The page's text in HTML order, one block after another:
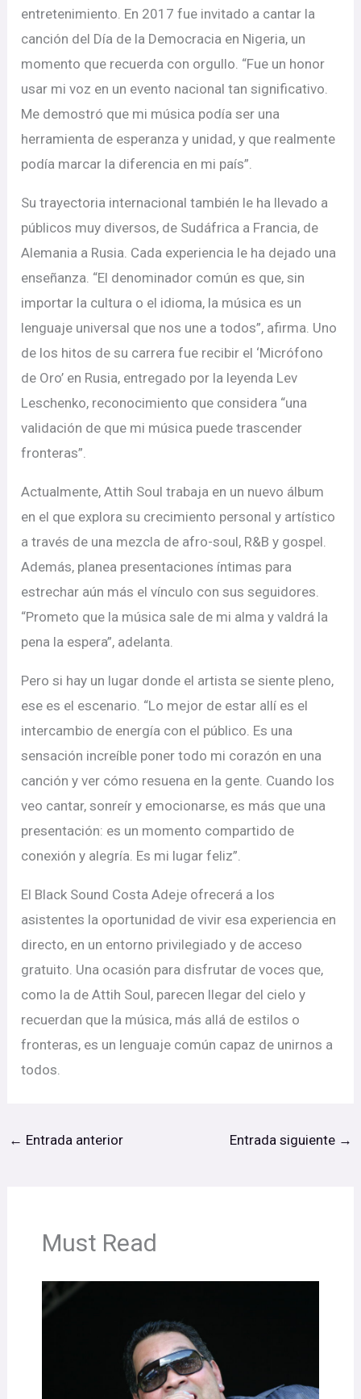
entretenimiento. En 2017 fue invitado a cantar la
canción del Día de la Democracia en Nigeria, un
momento que recuerda con orgullo. “Fue un honor
usar mi voz en un evento nacional tan significativo.
Me demostró que mi música podía ser una
herramienta de esperanza y unidad, y que realmente
podía marcar la diferencia en mi país”.
Su trayectoria internacional también le ha llevado a
públicos muy diversos, de Sudáfrica a Francia, de
Alemania a Rusia. Cada experiencia le ha dejado una
enseñanza. “El denominador común es que, sin
importar la cultura o el idioma, la música es un
lenguaje universal que nos une a todos”, afirma. Uno
de los hitos de su carrera fue recibir el ‘Micrófono
de Oro’ en Rusia, entregado por la leyenda Lev
Leschenko, reconocimiento que considera “una
validación de que mi música puede trascender
fronteras”.
Actualmente, Attih Soul trabaja en un nuevo álbum
en el que explora su crecimiento personal y artístico
a través de una mezcla de afro-soul, R&B y gospel.
Además, planea presentaciones íntimas para
estrechar aún más el vínculo con sus seguidores.
“Prometo que la música sale de mi alma y valdrá la
pena la espera”, adelanta.
Pero si hay un lugar donde el artista se siente pleno,
ese es el escenario. “Lo mejor de estar allí es el
intercambio de energía con el público. Es una
sensación increíble poner todo mi corazón en una
canción y ver cómo resuena en la gente. Cuando los
veo cantar, sonreír y emocionarse, es más que una
presentación: es un momento compartido de
conexión y alegría. Es mi lugar feliz”.
El Black Sound Costa Adeje ofrecerá a los
asistentes la oportunidad de vivir esa experiencia en
directo, en un entorno privilegiado y de acceso
gratuito. Una ocasión para disfrutar de voces que,
como la de Attih Soul, parecen llegar del cielo y
recuerdan que la música, más allá de estilos o
fronteras, es un lenguaje común capaz de unirnos a
todos.
← Entrada anterior Entrada siguiente →
Must Read